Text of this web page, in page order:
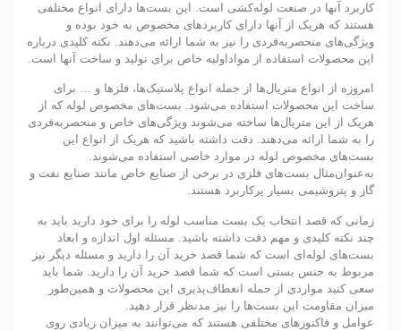
کاربرد آنها در صنعت لوله‌کشی است. این بست‌ها دارای انواع مختلفی
هستند که هریک از آنها دارای کاربردهای مخصوص به خود بوده و
ویژگی‌های منحصربه‌فردی را نیز به شما ارائه می‌دهند. نکته کلیدی درباره
این محصولات استفاده از مواداولیه خاص برای تولید و ساخت آنها است.
امروزه از انواع متریال‌ها از جمله انواع پلاستیک‌ها، فلزها و … برای
ساخت این محصولات استفاده می‌شود. بست‌های مخصوص لوله که از
هریک از این متریال‌ها ساخته می‌شوند ویژگی‌های خاص و منحصربه‌فردی
را به شما ارائه می‌دهند. دقت داشته باشید که هریک از انواع این
بست‌های مخصوص لوله در موارد خاصی استفاده می‌شوند.
به‌عنوان‌مثال بست‌های فلزی در برخی از صنایع خاص مانند صنایع نفت و
گاز و پتروشیمی بسیار پرکاربرد هستند.
زمانی که قصد انتخاب یک بست مناسب لوله را برای خود دارید باید به
چند نکته کلیدی و مهم دقت داشته باشید. مسئله اول اندازه و ابعاد
بست‌های لوله‌ای است که شما قصد خرید آن را دارید و مسئله دیگر نیز
مربوط به جنس بستی است که شما قصد خرید آن را دارید. شما باید
سعی کنید مواردی از جمله انعطاف‌پذیری این محصولات و همین‌طور
میزان مقاومت این بست‌ها را نیز مدنظر قرار دهید.
عوامل و فاکتورهای مختلفی هستند که می‌توانند به میزان زیادی روی